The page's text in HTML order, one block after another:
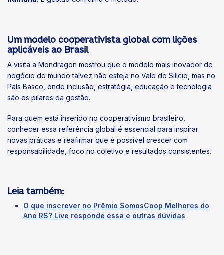
Um modelo cooperativista global com lições
aplicáveis ao Brasil
A visita a Mondragon mostrou que o modelo mais inovador de
negócio do mundo talvez não esteja no Vale do Silício, mas no
País Basco, onde inclusão, estratégia, educação e tecnologia
são os pilares da gestão.
Para quem está inserido no cooperativismo brasileiro,
conhecer essa referência global é essencial para inspirar
novas práticas e reafirmar que é possível crescer com
responsabilidade, foco no coletivo e resultados consistentes.
Leia também:
O que inscrever no Prêmio SomosCoop Melhores do
Ano RS? Live responde essa e outras dúvidas